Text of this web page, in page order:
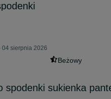
04 sierpnia 2026
Beżowy
spodenki sukienka